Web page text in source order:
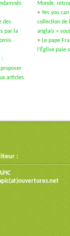
des
par la
:
articles
Monde,
> Yes you
collection de
anglais «
> Le pape
l’Église paie
: